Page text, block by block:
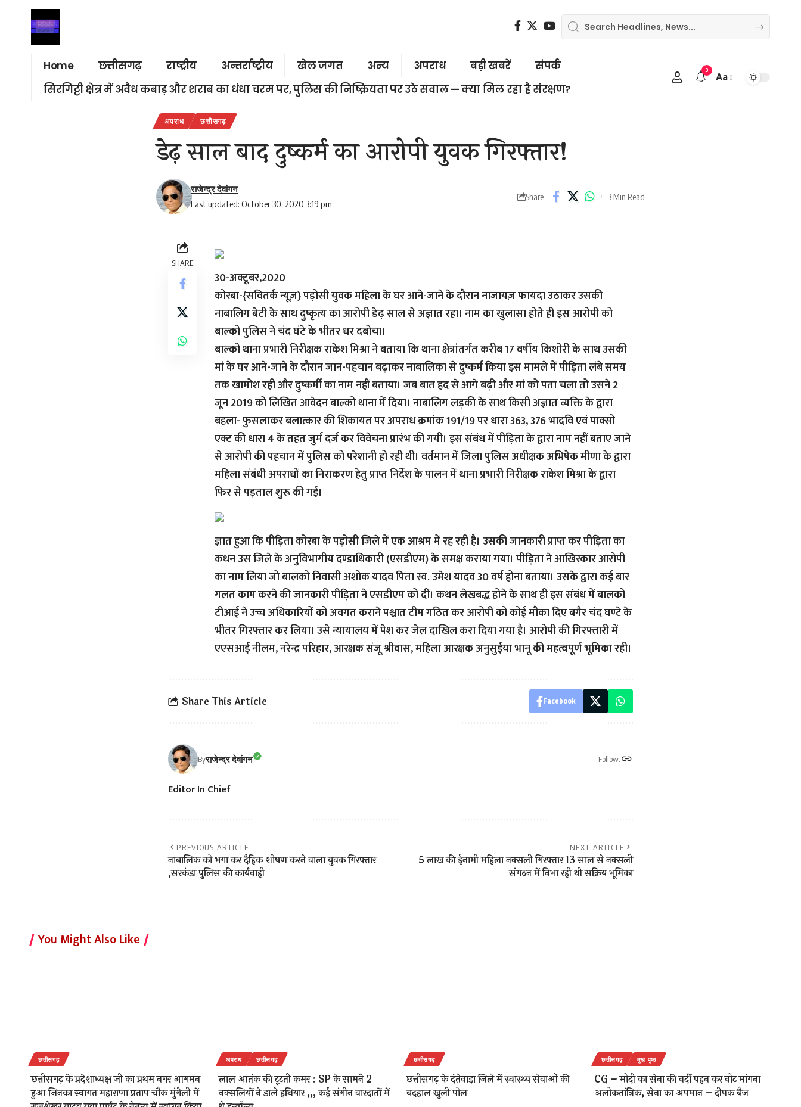
Home छत्तीसगढ़ राष्ट्रीय अन्तर्राष्ट्रीय खेल जगत अन्य अपराध बड़ी खबरें
संपर्क
सिरगिट्टी क्षेत्र में अवैध कबाड़ और शराब का धंधा चरम पर, पुलिस की निष्क्रियता पर उठे सवाल — क्या मिल रहा है संरक्षण?
3
Font
Aa
अपराध छत्तीसगढ़
डेढ़ साल बाद दुष्कर्म का आरोपी युवक गिरफ्तार!
Last updated: October 30, 2020 3:19 pm
राजेन्द्र देवांगन
Share 3 Min Read
SHARE
30-अक्टूबर,2020
कोरबा-{सवितर्क न्यूज़}पड़ोसी युवक महिला के घर आने-जाने के दौरान नाजायज़ फायदा उठाकर उसकी
नाबालिग बेटी के साथ दुष्कृत्य का आरोपी डेढ़ साल से अज्ञात रहा। नाम का खुलासा होते ही इस आरोपी को
बाल्को पुलिस ने चंद घंटे के भीतर धर दबोचा।
बाल्को थाना प्रभारी निरीक्षक राकेश मिश्रा ने बताया कि थाना क्षेत्रांतर्गत करीब 17 वर्षीय किशोरी के साथ उसकी
मां के घर आने-जाने के दौरान जान-पहचान बढ़ाकर नाबालिका से दुष्कर्म किया इस मामले में पीड़िता लंबे समय
तक खामोश रही और दुष्कर्मी का नाम नहीं बताया। जब बात हद से आगे बढ़ी और मां को पता चला तो उसने 2
जून 2019 को लिखित आवेदन बाल्को थाना में दिया। नाबालिग लड़की के साथ किसी अज्ञात व्यक्ति के द्वारा
बहला- फुसलाकर बलात्कार की शिकायत पर अपराध क्रमांक 191/19 पर धारा 363, 376 भादवि एवं पाक्सो
एक्ट की धारा 4 के तहत जुर्म दर्ज कर विवेचना प्रारंभ की गयी। इस संबंध में पीड़िता के द्वारा नाम नहीं बताए जाने
से आरोपी की पहचान में पुलिस को परेशानी हो रही थी। वर्तमान में जिला पुलिस अधीक्षक अभिषेक मीणा के द्वारा
महिला संबंधी अपराधों का निराकरण हेतु प्राप्त निर्देश के पालन में थाना प्रभारी निरीक्षक राकेश मिश्रा के द्वारा
फिर से पड़ताल शुरू की गई।
ज्ञात हुआ कि पीड़िता कोरबा के पड़ोसी जिले में एक आश्रम में रह रही है। उसकी जानकारी प्राप्त कर पीड़िता का
कथन उस जिले के अनुविभागीय दण्डाधिकारी (एसडीएम) के समक्ष कराया गया। पीड़िता ने आखिरकार आरोपी
का नाम लिया जो बालको निवासी अशोक यादव पिता स्व. उमेश यादव 30 वर्ष होना बताया। उसके द्वारा कई बार
गलत काम करने की जानकारी पीड़िता ने एसडीएम को दी। कथन लेखबद्ध होने के साथ ही इस संबंध में बालको
टीआई ने उच्च अधिकारियों को अवगत कराने पश्चात टीम गठित कर आरोपी को कोई मौका दिए बगैर चंद घण्टे के
भीतर गिरफ्तार कर लिया। उसे न्यायालय में पेश कर जेल दाखिल करा दिया गया है। आरोपी की गिरफ्तारी में
एएसआई नीलम, नरेन्द्र परिहार, आरक्षक संजू श्रीवास, महिला आरक्षक अनुसुईया भानू की महत्वपूर्ण भूमिका रही।
Share This Article Facebook
Byराजेन्द्र देवांगन Follow:
Editor In Chief
PREVIOUS ARTICLE
नाबालिक को भगा कर दैहिक शोषण करने वाला युवक गिरफ्तार
,सरकंडा पुलिस की कार्यवाही
NEXT ARTICLE
5 लाख की ईनामी महिला नक्सली गिरफ्तार 13 साल से नक्सली
संगठन में निभा रही थी सक्रिय भूमिका
You Might Also Like
छत्तीसगढ़
छत्तीसगढ़ के प्रदेशाध्यक्ष जी का प्रथम नगर आगमन
हुआ जिनका स्वागत महाराणा प्रताप चौक मुंगेली में
अपराध छत्तीसगढ़
लाल आतंक की टूटती कमर : SP के सामने 2
नक्सलियों ने डाले हथियार ,,, कई संगीन वारदातों में
छत्तीसगढ़
छत्तीसगढ़ के दंतेवाड़ा जिले में स्वास्थ्य सेवाओं की
बदहाल खुली पोल
छत्तीसगढ़ मुख पृष्ठ
CG – मोदी का सेना की वर्दी पहन कर वोट मांगना
अलोकतांत्रिक, सेना का अपमान – दीपक बैज